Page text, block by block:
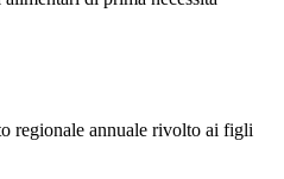
regionale annuale rivolto ai figli